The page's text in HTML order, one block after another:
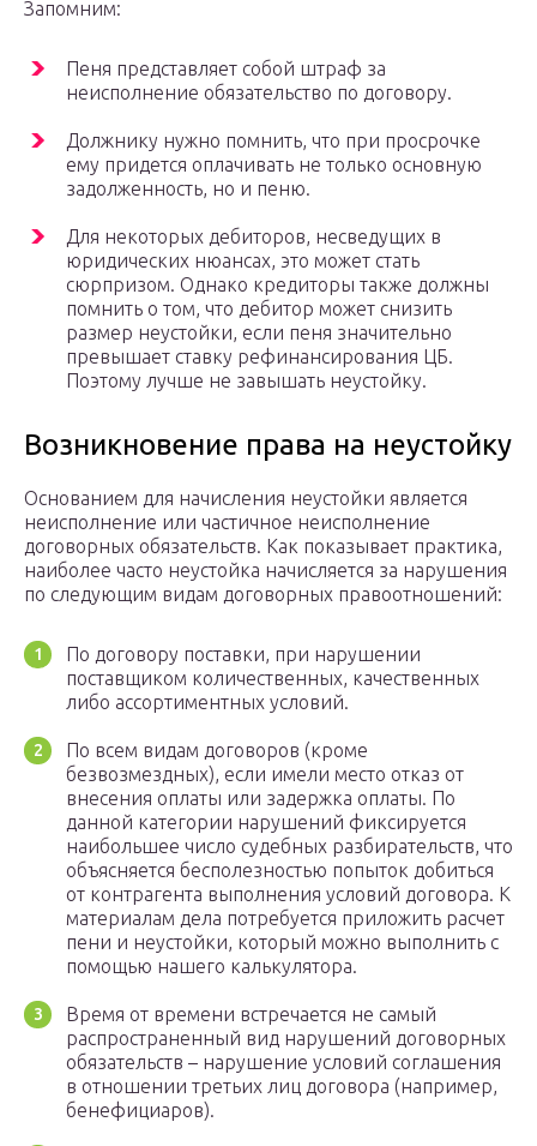
Запомним:
Пеня представляет собой штраф за
неисполнение обязательство по договору.
Должнику нужно помнить, что при просрочке
ему придется оплачивать не только основную
задолженность, но и пеню.
Для некоторых дебиторов, несведущих в
юридических нюансах, это может стать
сюрпризом. Однако кредиторы также должны
помнить о том, что дебитор может снизить
размер неустойки, если пеня значительно
превышает ставку рефинансирования ЦБ.
Поэтому лучше не завышать неустойку.
Возникновение права на неустойку
Основанием для начисления неустойки является
неисполнение или частичное неисполнение
договорных обязательств. Как показывает практика,
наиболее часто неустойка начисляется за нарушения
по следующим видам договорных правоотношений:
По договору поставки, при нарушении
поставщиком количественных, качественных
либо ассортиментных условий.
По всем видам договоров (кроме
безвозмездных), если имели место отказ от
внесения оплаты или задержка оплаты. По
данной категории нарушений фиксируется
наибольшее число судебных разбирательств, что
объясняется бесполезностью попыток добиться
от контрагента выполнения условий договора. К
материалам дела потребуется приложить расчет
пени и неустойки, который можно выполнить с
помощью нашего калькулятора.
Время от времени встречается не самый
распространенный вид нарушений договорных
обязательств – нарушение условий соглашения
в отношении третьих лиц договора (например,
бенефициаров).